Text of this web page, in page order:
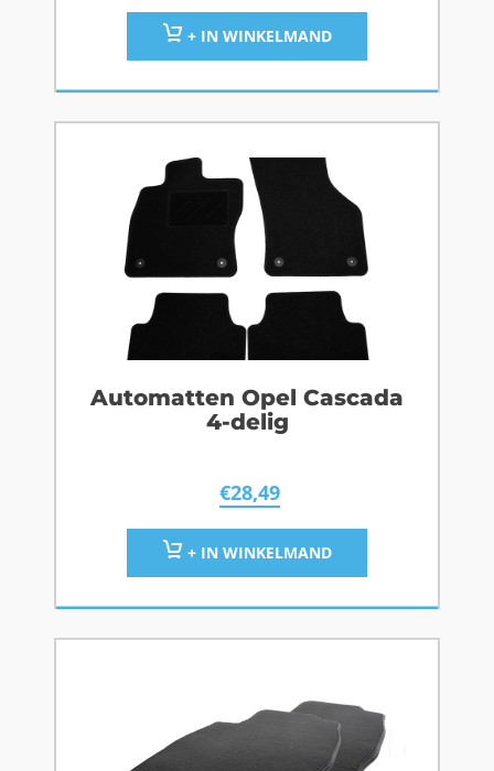
+ IN WINKELMAND
Automatten Opel Cascada
4-delig
€28,49
+ IN WINKELMAND